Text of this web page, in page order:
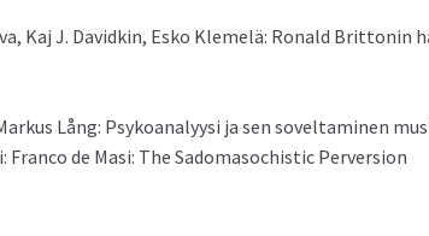
Kaj J. David­kin, Esko Klemelä: Ronald Brit­tonin
Lång: Psyko­ana­lyysi ja sen sovelt­a­mi­nen
de Masi: The Sado­masochis­tic Perversion